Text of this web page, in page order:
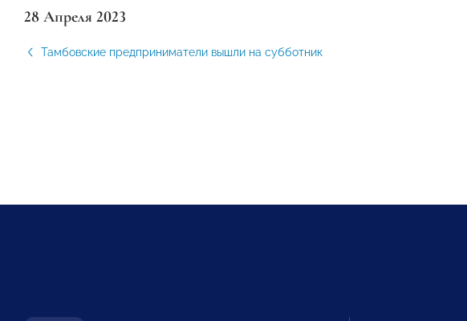
28 Апреля 2023
Тамбовские предприниматели вышли на субботник